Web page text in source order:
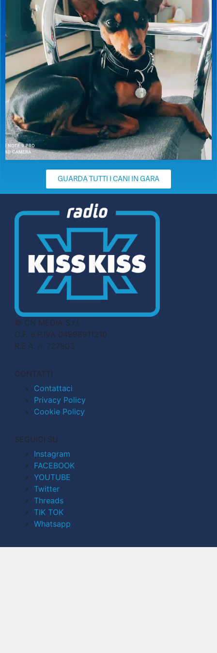
GUARDA TUTTI I CANI IN GARA
© CN MEDIA S.r.l.
C.F. e P.IVA 04998911210
R.E.A. n. 727803
CONTATTI
Contattaci
Privacy Policy
Cookie Policy
SEGUICI SU
Instagram
FACEBOOK
YOUTUBE
Twitter
Threads
TIK TOK
Whatsapp